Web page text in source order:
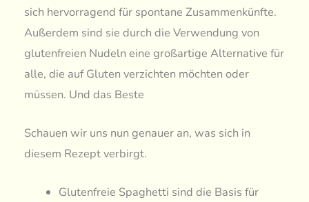
sich hervorragend für spontane Zusammenkünfte.
Außerdem sind sie durch die Verwendung von
glutenfreien Nudeln eine großartige Alternative für
alle, die auf Gluten verzichten möchten oder
müssen. Und das Beste
Schauen wir uns nun genauer an, was sich in
diesem Rezept verbirgt.
Glutenfreie Spaghetti sind die Basis für